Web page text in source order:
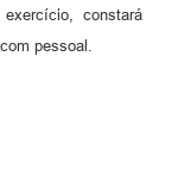
constará
pessoal.